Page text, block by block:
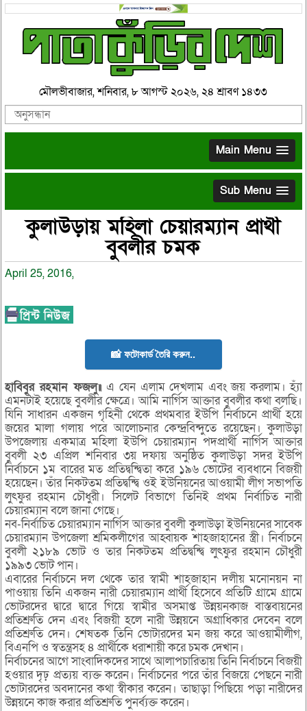
মৌলভীবাজার, শনিবার, ৮ আগস্ট ২০২৬, ২৪ শ্রাবণ ১৪৩৩
Main Menu
Sub Menu
কুলাউড়ায় মহিলা চেয়ারম্যান প্রার্থী
বুবলীর চমক
April 25, 2016,
📸 ফটোকার্ড তৈরি করুন..
হাবিবুর রহমান ফজলু॥এ যেন এলাম দেখলাম এবং জয় করলাম। হ্যাঁ
এমনটাই হয়েছে বুবলীর ক্ষেত্রে। আমি নার্গিস আক্তার বুবলীর কথা বলছি।
যিনি সাধারন একজন গৃহিনী থেকে প্রথমবার ইউপি নির্বাচনে প্রার্থী হয়ে
জয়ের মালা গলায় পরে আলোচনার কেন্দ্রবিন্দুতে রয়েছেন। কুলাউড়া
উপজেলায় একমাত্র মহিলা ইউপি চেয়ারম্যান পদপ্রার্থী নার্গিস আক্তার
বুবলী ২৩ এপ্রিল শনিবার ৩য় দফায় অনুষ্ঠিত কুলাউড়া সদর ইউপি
নির্বাচনে ১ম বারের মত প্রতিদ্বন্দ্বিতা করে ১৯৬ ভোটের ব্যবধানে বিজয়ী
হয়েছেন। তাঁর নিকটতম প্রতিদ্বন্দ্বি ওই ইউনিয়নের আওয়ামী লীগ সভাপতি
লুৎফুর রহমান চৌধুরী। সিলেট বিভাগে তিনিই প্রথম নির্বাচিত নারী
চেয়ারম্যান বলে জানা গেছে।
নব-নির্বাচিত চেয়ারম্যান নার্গিস আক্তার বুবলী কুলাউড়া ইউনিয়নের সাবেক
চেয়ারম্যান উপজেলা শ্রমিকলীগের আহ্বায়ক শাহজাহানের স্ত্রী। নির্বাচনে
বুবলী ২১৮৯ ভোট ও তার নিকটতম প্রতিদ্বন্দ্বি লুৎফুর রহমান চৌধুরী
১৯৯৩ ভোট পান।
এবারের নির্বাচনে দল থেকে তার স্বামী শাহজাহান দলীয় মনোনয়ন না
পাওয়ায় তিনি একজন নারী চেয়ারম্যান প্রার্থী হিসেবে প্রতিটি গ্রামে গ্রামে
ভোটরদের দ্বারে দ্বারে গিয়ে স্বামীর অসমাপ্ত উন্নয়নকাজ বাস্তবায়নের
প্রতিশ্রুতি দেন এবং বিজয়ী হলে নারী উন্নয়নে অগ্রাধিকার দেবেন বলে
প্রতিশ্রুতি দেন। শেষতক তিনি ভোটারদের মন জয় করে আওয়ামীলীগ,
বিএনপি ও স্বতন্ত্রসহ ৪ প্রার্থীকে ধরাশায়ী করে চমক দেখান।
নির্বাচনের আগে সাংবাদিকদের সাথে আলাপচারিতায় তিনি নির্বাচনে বিজয়ী
হওয়ার দৃঢ় প্রত্যয় ব্যক্ত করেন। নির্বাচনের পরে তাঁর বিজয়ে পেছনে নারী
ভোটারদের অবদানের কথা স্বীকার করেন। তাছাড়া পিছিয়ে পড়া নারীদের
উন্নয়নে কাজ করার প্রতিশ্রুতি পুনর্ব্যক্ত করেন।